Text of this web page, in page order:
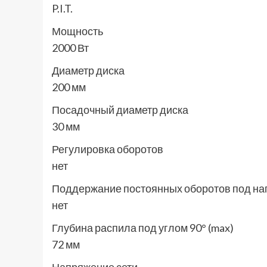
P.I.T.
Мощность
2000 Вт
Диаметр диска
200 мм
Посадочный диаметр диска
30 мм
Регулировка оборотов
нет
Поддержание постоянных оборотов под
нет
Глубина распила под углом 90° (max)
72 мм